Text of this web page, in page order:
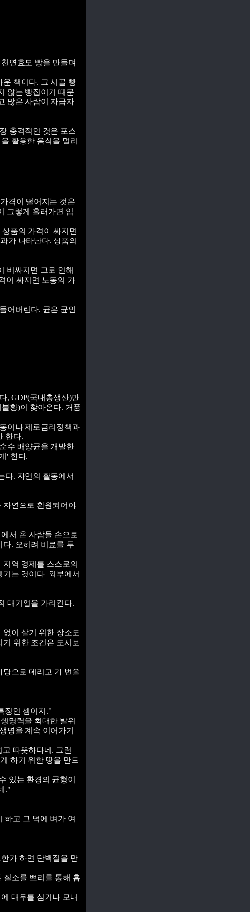
연효모 빵을 만들며
운 책이다. 그 시골 빵
않는 빵집이기 때문
많은 사람이 자급자
충격적인 것은 포스
활용한 음식을 멀리
격이 떨어지는 것은
그렇게 흘러가면 임
품의 가격이 싸지면
가 나타난다. 상품의
비싸지면 그로 인해
이 싸지면 노동의 가
어버린다. 균은 균인
, GDP(국내총생산)만
황)이 찾아온다. 거품
이나 제로금리정책과
한다.
수 배양균을 개발한
' 한다.
다. 자연의 활동에서
자연으로 환원되어야
서 온 사람들 손으로
. 오히려 비료를 투
역 경제를 스스로의
는 것이다. 외부에서
대기업을 가리킨다.
이 살기 위한 장소도
위한 조건은 도시보
당으로 데리고 가 변을
징인 셈이지."
명력을 최대한 발위
명을 계속 이어가기
따뜻하다네. 그런
하기 위한 땅을 만드
있는 환경의 균형이
."
하고 그 덕에 벼가 여
가 하면 단백질을 만
질소를 쁘리를 통해 흡
대두를 심거나 모내